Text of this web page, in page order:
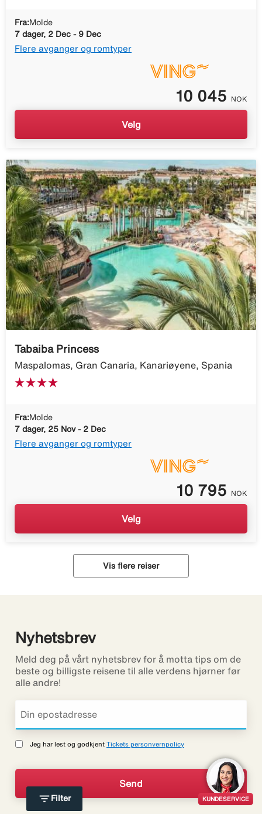
filter_list Filter
Fra:Molde
7 dager, 2 Dec - 9 Dec
Flere avganger og romtyper
10 045 NOK
Velg
Tabaiba Princess
Maspalomas, Gran Canaria, Kanariøyene, Spania
Fra:Molde
7 dager, 25 Nov - 2 Dec
Flere avganger og romtyper
10 795 NOK
Velg
Vis flere reiser
Nyhetsbrev
Meld deg på vårt nyhetsbrev for å motta tips om de
beste og billigste reisene til alle verdens hjørner før
alle andre!
Jeg har lest og godkjent Tickets personvernpolicy
KUNDESERVICE